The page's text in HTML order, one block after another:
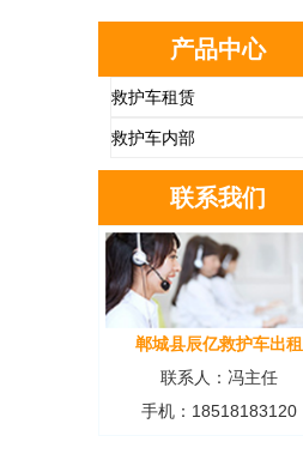
产品中心
救护车内部
救护车租赁
联系我们
郸城县辰亿救护车出租
联系人：冯主任
手机：18518183120